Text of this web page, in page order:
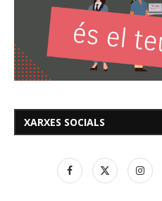
XARXES SOCIALS